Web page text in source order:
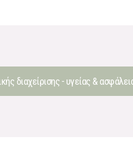
διαχείρισης - υγείας &